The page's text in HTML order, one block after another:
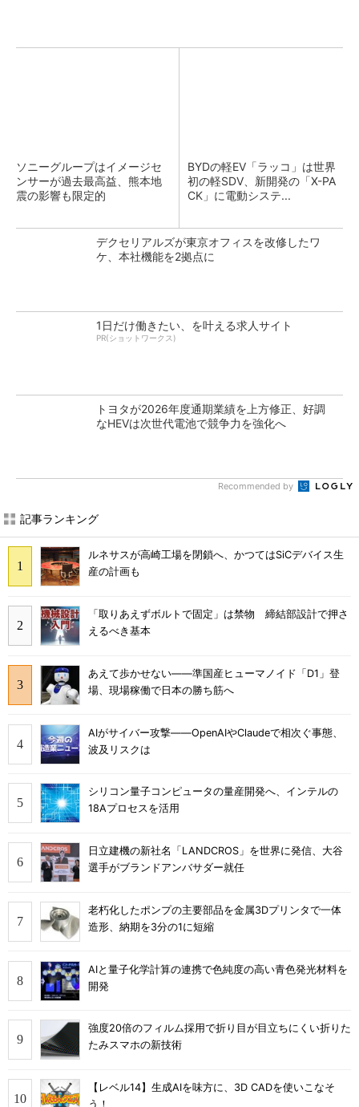
ソニーグループはイメージセ
ンサーが過去最高益、熊本地
震の影響も限定的
BYDの軽EV「ラッコ」は世界
初の軽SDV、新開発の「X-PA
CK」に電動システ...
デクセリアルズが東京オフィスを改修したワ
ケ、本社機能を2拠点に
1日だけ働きたい、を叶える求人サイト
PR(ショットワークス)
トヨタが2026年度通期業績を上方修正、好調
なHEVは次世代電池で競争力を強化へ
Recommended by
記事ランキング
ルネサスが高崎工場を閉鎖へ、かつてはSiCデバイス生
産の計画も
「取りあえずボルトで固定」は禁物 締結部設計で押さ
えるべき基本
あえて歩かせない――準国産ヒューマノイド「D1」登
場、現場稼働で日本の勝ち筋へ
AIがサイバー攻撃――OpenAIやClaudeで相次ぐ事態、
波及リスクは
シリコン量子コンピュータの量産開発へ、インテルの
18Aプロセスを活用
日立建機の新社名「LANDCROS」を世界に発信、大谷
選手がブランドアンバサダー就任
老朽化したポンプの主要部品を金属3Dプリンタで一体
造形、納期を3分の1に短縮
AIと量子化学計算の連携で色純度の高い青色発光材料を
開発
強度20倍のフィルム採用で折り目が目立ちにくい折りた
たみスマホの新技術
【レベル14】生成AIを味方に、3D CADを使いこなそ
う！